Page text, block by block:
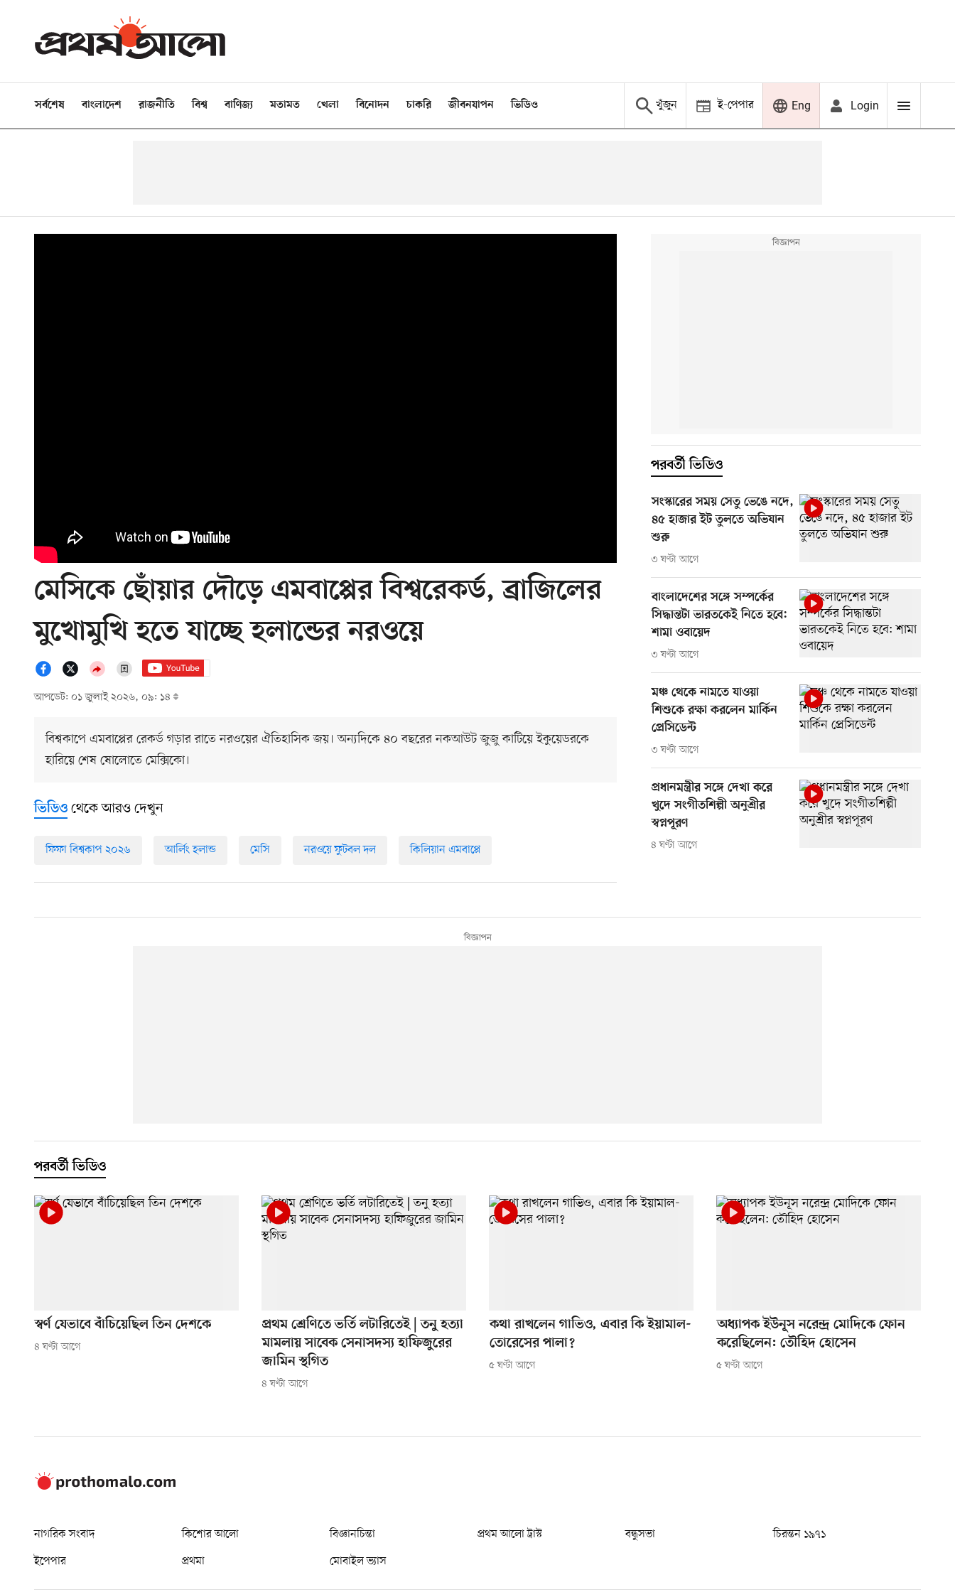
সর্বশেষ বাংলাদেশ রাজনীতি বিশ্ব বাণিজ্য মতামত খেলা বিনোদন চাকরি জীবনযাপন ভিডিও খুঁজুন ই-পেপার Eng Login
মেসিকে ছোঁয়ার দৌড়ে এমবাপ্পের বিশ্বরেকর্ড, ব্রাজিলের
মুখোমুখি হতে যাচ্ছে হলান্ডের নরওয়ে
আপডেট: ০১ জুলাই ২০২৬, ০৯: ১৪
বিশ্বকাপে এমবাপ্পের রেকর্ড গড়ার রাতে নরওয়ের ঐতিহাসিক জয়। অন্যদিকে ৪০ বছরের নকআউট জুজু কাটিয়ে ইকুয়েডরকে
হারিয়ে শেষ ষোলোতে মেক্সিকো।
পরবর্তী ভিডিও
সংস্কারের সময় সেতু ভেঙে নদে,
৪৫ হাজার ইট তুলতে অভিযান
শুরু
৩ ঘণ্টা আগে
বাংলাদেশের সঙ্গে সম্পর্কের
সিদ্ধান্তটা ভারতকেই নিতে হবে:
শামা ওবায়েদ
৩ ঘণ্টা আগে
মঞ্চ থেকে নামতে যাওয়া
শিশুকে রক্ষা করলেন মার্কিন
প্রেসিডেন্ট
৩ ঘণ্টা আগে
প্রধানমন্ত্রীর সঙ্গে দেখা করে
খুদে সংগীতশিল্পী অনুশ্রীর
স্বপ্নপূরণ
৪ ঘণ্টা আগে
ভিডিও থেকে আরও দেখুন
ফিফা বিশ্বকাপ ২০২৬ আর্লিং হলান্ড মেসি নরওয়ে ফুটবল দল কিলিয়ান এমবাপ্পে
পরবর্তী ভিডিও
স্বর্ণ যেভাবে বাঁচিয়েছিল তিন দেশকে
৪ ঘণ্টা আগে
প্রথম শ্রেণিতে ভর্তি লটারিতেই | তনু হত্যা
মামলায় সাবেক সেনাসদস্য হাফিজুরের
জামিন স্থগিত
৪ ঘণ্টা আগে
কথা রাখলেন গাভিও, এবার কি ইয়ামাল-
তোরেসের পালা?
৫ ঘণ্টা আগে
অধ্যাপক ইউনূস নরেন্দ্র মোদিকে ফোন
করেছিলেন: তৌহিদ হোসেন
৫ ঘণ্টা আগে
নাগরিক সংবাদ কিশোর আলো বিজ্ঞানচিন্তা প্রথম আলো ট্রাস্ট বন্ধুসভা
চিরন্তন ১৯৭১
ইপেপার
প্রথমা মোবাইল ভ্যাস